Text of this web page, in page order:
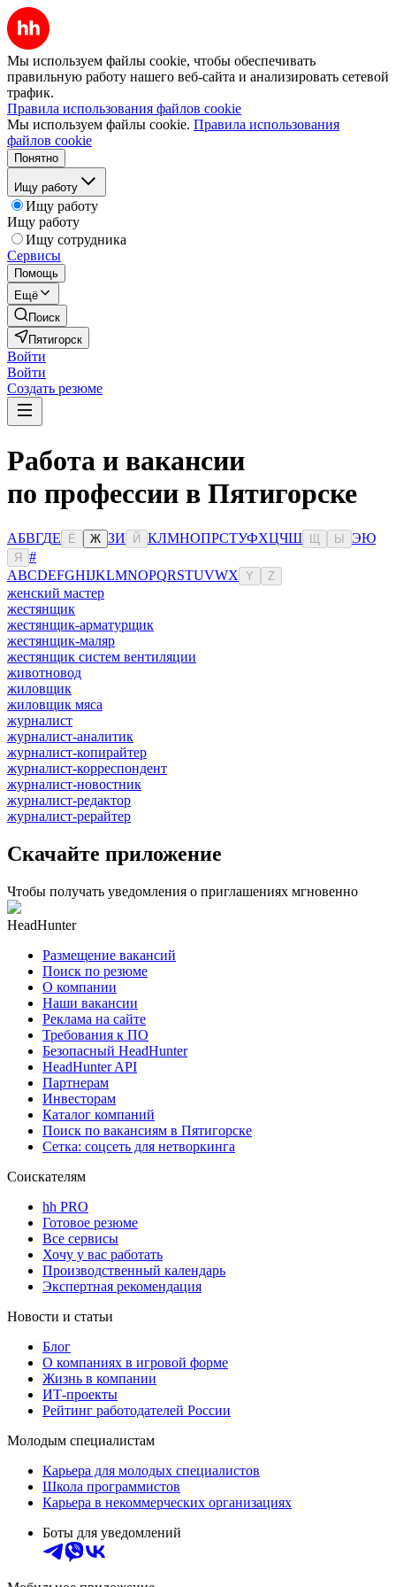
Мы используем файлы cookie, чтобы обеспечивать
правильную работу нашего веб-сайта и анализировать сетевой
трафик.
Правила использования файлов cookie
Мы используем файлы cookie. Правила использования
файлов cookie
Понятно
Ищу работу
Ищу работу
Ищу работу
Ищу сотрудника
Сервисы
Помощь
Ещё
Поиск
Пятигорск
Войти
Войти
Создать резюме
Работа и вакансии
по профессии в Пятигорске
АБВГДЕ Ё Ж ЗИ Й КЛМНОПРСТУФХЦЧШ Ы ЭЮ
Я
#
ABCDEFGHIJKLMNOPQRSTUVWX Y Z
женский мастер
жестянщик
жестянщик-арматурщик
жестянщик-маляр
жестянщик систем вентиляции
животновод
жиловщик
жиловщик мяса
журналист
журналист-аналитик
журналист-копирайтер
журналист-корреспондент
журналист-новостник
журналист-редактор
журналист-рерайтер
Скачайте приложение
Чтобы получать уведомления о приглашениях мгновенно
HeadHunter
Размещение вакансий
Поиск по резюме
О компании
Наши вакансии
Реклама на сайте
Требования к ПО
Безопасный HeadHunter
HeadHunter API
Партнерам
Инвесторам
Каталог компаний
Поиск по вакансиям в Пятигорске
Сетка: соцсеть для нетворкинга
Соискателям
hh PRO
Готовое резюме
Все сервисы
Хочу у вас работать
Производственный календарь
Экспертная рекомендация
Новости и статьи
Блог
О компаниях в игровой форме
Жизнь в компании
ИТ-проекты
Рейтинг работодателей России
Молодым специалистам
Карьера для молодых специалистов
Школа программистов
Карьера в некоммерческих организациях
Боты для уведомлений